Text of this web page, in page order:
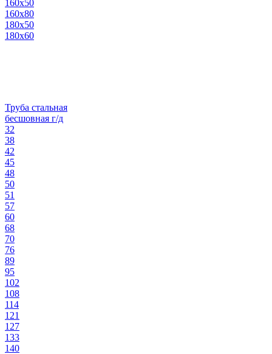
160х50
160х80
180х50
180х60
Труба стальная
бесшовная г/д
32
38
42
45
48
50
51
57
60
68
70
76
89
95
102
108
114
121
127
133
140